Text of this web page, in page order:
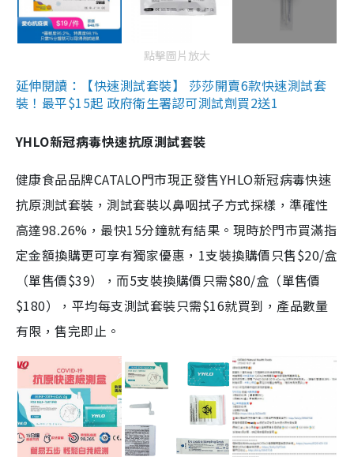
點擊圖片放大
延伸閱讀：【快速測試套裝】 莎莎開賣6款快速測試套
裝！最平$15起 政府衛生署認可測試劑買2送1
YHLO新冠病毒快速抗原測試套裝
健康食品品牌CATALO門市現正發售YHLO新冠病毒快速
抗原測試套裝，測試套裝以鼻咽拭子方式採樣，準確性
高達98.26%，最快15分鐘就有結果。現時於門市買滿指
定金額換購更可享有獨家優惠，1支裝換購價只售$20/盒
（單售價$39），而5支裝換購價只需$80/盒（單售價
$180），平均每支測試套裝只需$16就買到，產品數量
有限，售完即止。